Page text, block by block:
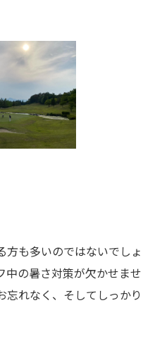
方も多いのではないでしょ
中の暑さ対策が欠かせませ
忘れなく、そしてしっかり